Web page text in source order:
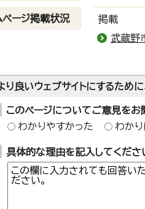
ページ掲載状況
掲載
武蔵野
り良いウェブサイトにするため
このページについてご意見をお
わかりやすかった
わかり
具体的な理由を記入してくださ